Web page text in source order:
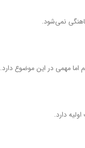
نمی‌شود.
مهمی در این موضوع دارد.
دارد.